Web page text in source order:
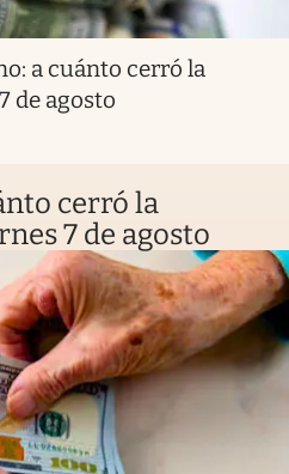
a cuánto cerró la
de agosto
cerró la
7 de agosto